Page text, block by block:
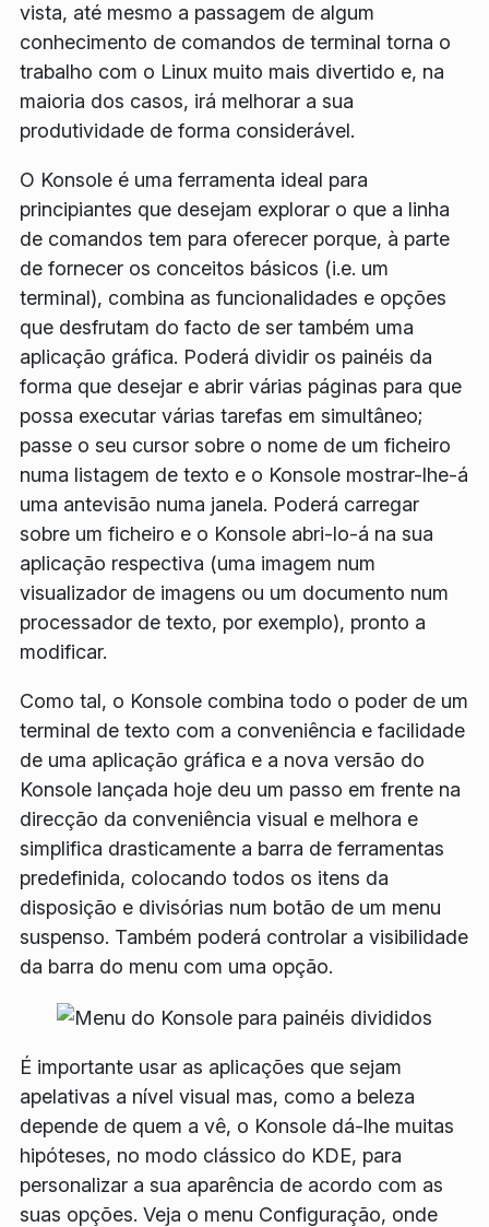
vista, até mesmo a passagem de algum
conhecimento de comandos de terminal torna o
trabalho com o Linux muito mais divertido e, na
maioria dos casos, irá melhorar a sua
produtividade de forma considerável.
O Konsole é uma ferramenta ideal para
principiantes que desejam explorar o que a linha
de comandos tem para oferecer porque, à parte
de fornecer os conceitos básicos (i.e. um
terminal), combina as funcionalidades e opções
que desfrutam do facto de ser também uma
aplicação gráfica. Poderá dividir os painéis da
forma que desejar e abrir várias páginas para que
possa executar várias tarefas em simultâneo;
passe o seu cursor sobre o nome de um ficheiro
numa listagem de texto e o Konsole mostrar-lhe-á
uma antevisão numa janela. Poderá carregar
sobre um ficheiro e o Konsole abri-lo-á na sua
aplicação respectiva (uma imagem num
visualizador de imagens ou um documento num
processador de texto, por exemplo), pronto a
modificar.
Como tal, o Konsole combina todo o poder de um
terminal de texto com a conveniência e facilidade
de uma aplicação gráfica e a nova versão do
Konsole lançada hoje deu um passo em frente na
direcção da conveniência visual e melhora e
simplifica drasticamente a barra de ferramentas
predefinida, colocando todos os itens da
disposição e divisórias num botão de um menu
suspenso. Também poderá controlar a visibilidade
da barra do menu com uma opção.
É importante usar as aplicações que sejam
apelativas a nível visual mas, como a beleza
depende de quem a vê, o Konsole dá-lhe muitas
hipóteses, no modo clássico do KDE, para
personalizar a sua aparência de acordo com as
suas opções. Veja o menu Configuração, onde